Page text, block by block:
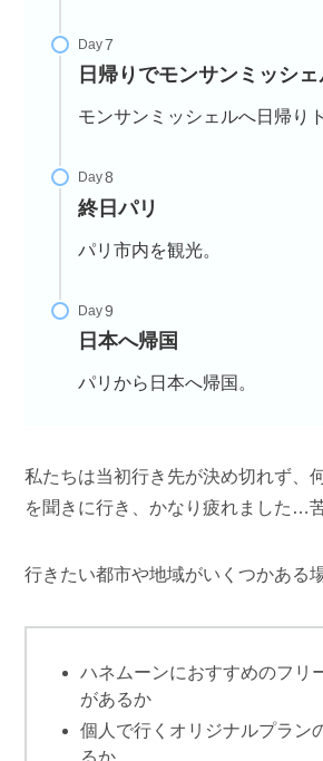
Day
日帰りでモンサンミッシ
モンサンミッシェルへ日帰り
Day
終日パリ
パリ市内を観光。
Day
日本へ帰国
パリから日本へ帰国。
私たちは当初行き先が決め切れず、
を聞きに行き、かなり疲れました…苦
行きたい都市や地域がいくつかある
ハネムーンにおすすめのフリ
があるか
個人で行くオリジナルプラン
るか